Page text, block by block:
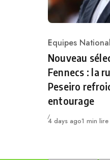
Category
Equipes
Nouveau
Fennecs : la
Peseiro
entourage
Publié
4 days ago1 min lire